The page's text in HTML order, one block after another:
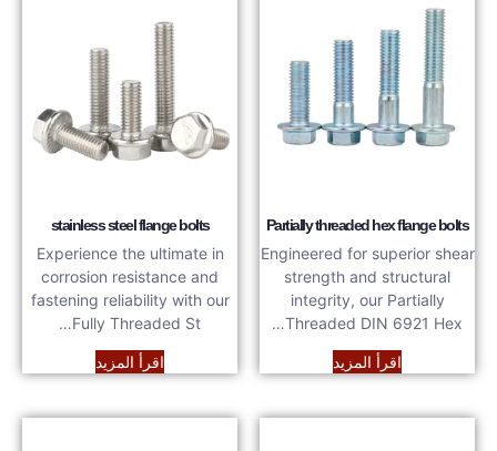
Partially threaded hex flange bolts
Engineered for superior shear
strength and structural
integrity, our Partially
Threaded DIN 6921 Hex…
اقرأ المزيد
stainless steel flange bolts
Experience the ultimate in
corrosion resistance and
fastening reliability with our
Fully Threaded St…
اقرأ المزيد